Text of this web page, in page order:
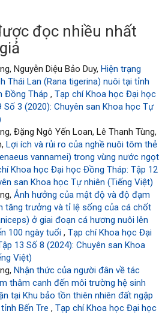
đọc nhiều nhất
Nguyễn Diệu Bảo Duy, Hiện trạng
Thái Lan (Rana tigerina) nuôi tại tỉnh
Đồng Tháp , Tạp chí Khoa học Đại học
Số 3 (2020): Chuyên san Khoa học Tự
Đặng Ngô Yến Loan, Lê Thanh Tùng,
Lợi ích và rủi ro của nghề nuôi tôm thẻ
vannamei) trong vùng nước ngọt
Khoa học Đại học Đồng Tháp: Tập 12
san Khoa học Tự nhiên (Tiếng Việt)
Ảnh hưởng của mật độ và độ đạm
tăng trưởng và tỉ lệ sống của cá chốt
ở giai đoạn cá hương nuôi lên
100 ngày tuổi , Tạp chí Khoa học Đại
13 Số 8 (2024): Chuyên san Khoa
Việt)
Nhận thức của người đân về tác
thâm canh đến môi trường hệ sinh
tại Khu bảo tồn thiên nhiên đất ngập
Bến Tre , Tạp chí Khoa học Đại học